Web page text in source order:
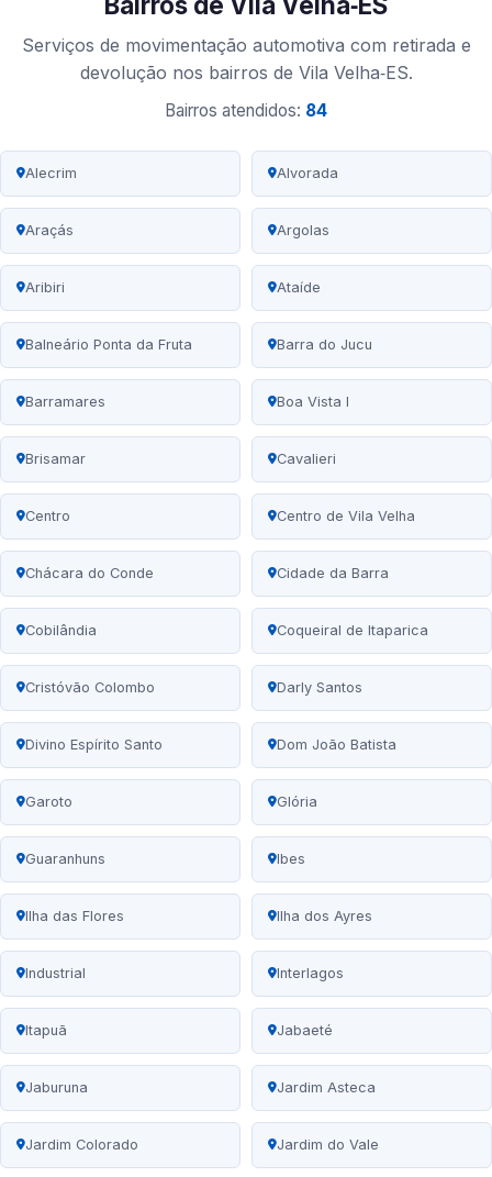
Serviços de movimentação automotiva com retirada e
devolução nos bairros de Vila Velha‑ES.
Bairros atendidos: 84
Alecrim Alvorada
Araçás Argolas
Aribiri Ataíde
Balneário Ponta da Fruta Barra do Jucu
Barramares Boa Vista I
Brisamar Cavalieri
Centro Centro de Vila Velha
Chácara do Conde Cidade da Barra
Cobilândia Coqueiral de Itaparica
Cristóvão Colombo Darly Santos
Divino Espírito Santo Dom João Batista
Garoto Glória
Guaranhuns Ibes
Ilha das Flores Ilha dos Ayres
Industrial Interlagos
Itapuã Jabaeté
Jaburuna Jardim Asteca
Jardim Colorado Jardim do Vale